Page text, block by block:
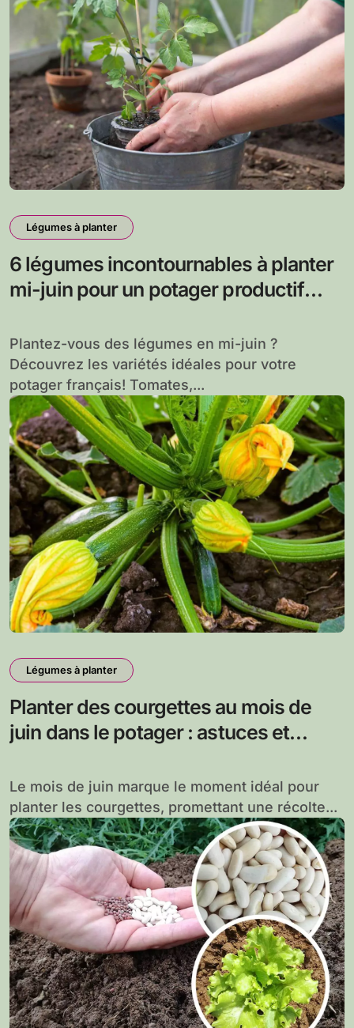
Légumes à planter
6 légumes incontournables à planter
mi-juin pour un potager productif
Plantez-vous des légumes en mi-juin ?
Découvrez les variétés idéales pour votre
potager français! Tomates,...
Légumes à planter
Planter des courgettes au mois de
juin dans le potager : astuces et
abondante
Le mois de juin marque le moment idéal pour
planter les courgettes, promettant une récolte...